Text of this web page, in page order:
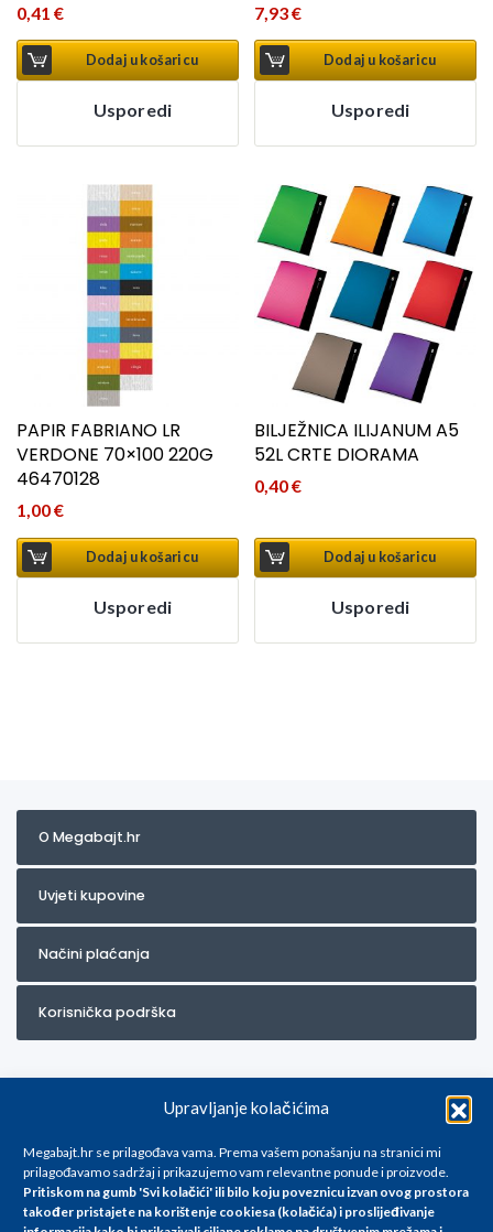
Upravljanje kolačićima
Megabajt.hr se prilagođava vama. Prema vašem ponašanju na stranici mi
prilagođavamo sadržaj i prikazujemo vam relevantne ponude i proizvode.
Pritiskom na gumb 'Svi kolačići' ili bilo koju poveznicu izvan ovog prostora
također pristajete na korištenje cookiesa (kolačića) i proslijeđivanje
0,41 €
Dodaj u košaricu
Usporedi
7,93€
Dodaj u košaricu
Usporedi
PAPIR FABRIANO LR
VERDONE 70×100 220G
46470128
1,00€
Dodaj u košaricu
Usporedi
BILJEŽNICA ILIJANUM A5
52L CRTE DIORAMA
0,40€
Dodaj u košaricu
Usporedi
O Megabajt.hr
Uvjeti kupovine
Načini plaćanja
Korisnička podrška
Za artikle kojih trenutno nema u ponudi obratite nam se na
info@megabajt.hr. Sve cijene su informativnog karaktera i podložne su